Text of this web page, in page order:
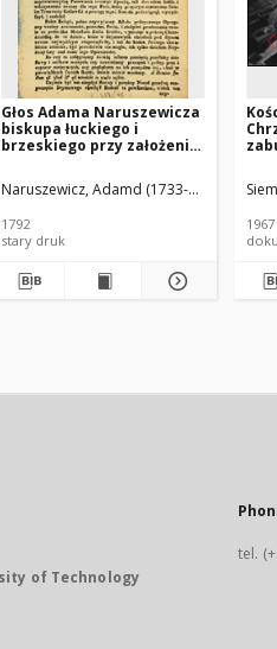
Głos Adama Naruszewicza
biskupa łuckiego i
brzeskiego przy założeniu
Kościół Opatrznosci
Boskiey r. 1792 dnia 3 maia
miany
Naruszewicz, Adamd (1733-1796)
1792
stary druk
1967
of Technology
tel.